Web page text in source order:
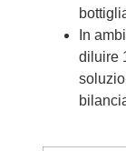
In
diluire